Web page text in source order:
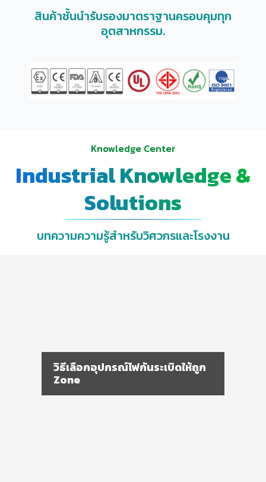
สินค้าชั้นนำรับรองมาตราฐานครอบคุมทุก
อุตสาหกรรม.
Knowledge Center
Industrial Knowledge &
Solutions
บทความความรู้สำหรับวิศวกรและโรงงาน
วิธีเลือกอุปกรณ์ไฟกันระเบิดให้ถูก
Zone